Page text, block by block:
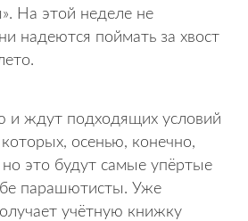
На этой неделе не
надеются поймать за хвост
и ждут подходящих условий
осенью, конечно,
это будут самые упёртые
парашютисты. Уже
учётную книжку